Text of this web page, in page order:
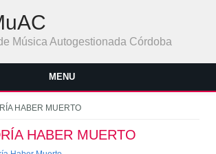
Música Autogestionada Córdoba
MENU
usted aquí
HABER MUERTO
HABER MUERTO